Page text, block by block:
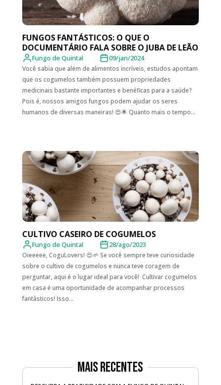
FUNGOS FANTÁSTICOS: O QUE O
DOCUMENTÁRIO FALA SOBRE O JUBA DE LEÃO
Fungo de Quintal 09/jan/2024
Você sabia que além de alimentos incríveis, estudos apontam
que os cogumelos também possuem propriedades
medicinais bastante importantes e benéficas para a saúde?
Pois é, nossos amigos fungos podem ajudar os seres
humanos de diversas maneiras! 😍🌟 Quanto mais o tempo...
CULTIVO CASEIRO DE COGUMELOS
Fungo de Quintal 28/ago/2023
Oieeeee, CoguLovers! 😍🌱 Se você sempre teve curiosidade
sobre o cultivo de cogumelos e nunca teve coragem de
perguntar, aqui é o lugar ideal para você! Cultivar cogumelos
em casa é uma oportunidade de acompanhar processos
fantásticos! Isso...
Mais Recentes